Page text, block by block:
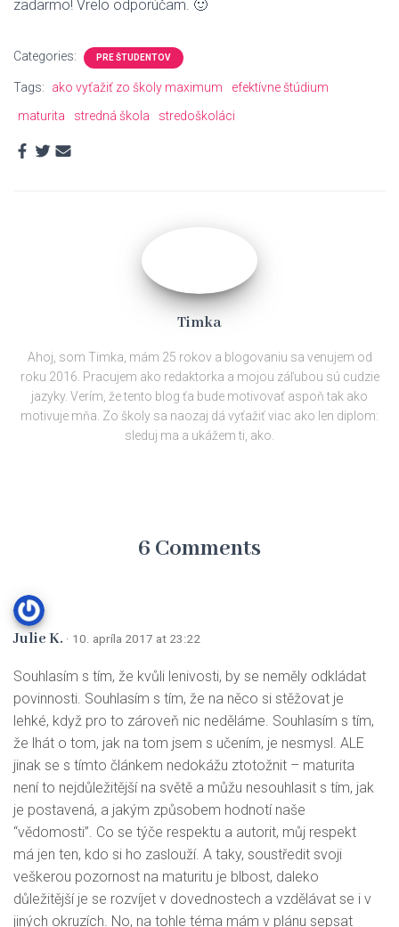
zadarmo! Vrelo odporúčam. 🙂
Categories: PRE ŠTUDENTOV
Tags: ako vyťažiť zo školy maximum
efektívne štúdium
maturita
stredná škola stredoškoláci
Timka
Ahoj, som Timka, mám 25 rokov a blogovaniu sa venujem od
roku 2016. Pracujem ako redaktorka a mojou záľubou sú cudzie
jazyky. Verím, že tento blog ťa bude motivovať aspoň tak ako
motivuje mňa. Zo školy sa naozaj dá vyťažiť viac ako len diplom:
sleduj ma a ukážem ti, ako.
6 Comments
Julie K. · 10. apríla 2017 at 23:22
Souhlasím s tím, že kvůli lenivosti, by se neměly odkládat
povinnosti. Souhlasím s tím, že na něco si stěžovat je
lehké, když pro to zároveň nic neděláme. Souhlasím s tím,
že lhát o tom, jak na tom jsem s učením, je nesmysl. ALE
jinak se s tímto článkem nedokážu ztotožnit – maturita
není to nejdůležitější na světě a můžu nesouhlasit s tím, jak
je postavená, a jakým způsobem hodnotí naše
“vědomosti”. Co se týče respektu a autorit, můj respekt
má jen ten, kdo si ho zaslouží. A taky, soustředit svoji
veškerou pozornost na maturitu je blbost, daleko
důležitější je se rozvíjet v dovednostech a vzdělávat se i v
jiných okruzích. No, na tohle téma mám v plánu sepsat